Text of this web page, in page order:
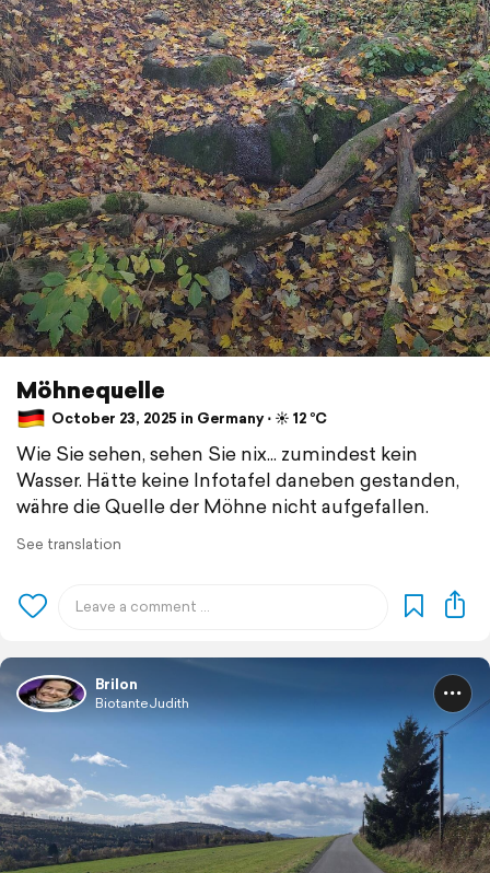
Möhnequelle
October 23, 2025 in Germany ⋅ ☀️ 12 °C
Wie Sie sehen, sehen Sie nix... zumindest kein
Wasser. Hätte keine Infotafel daneben gestanden,
währe die Quelle der Möhne nicht aufgefallen.
See translation
Brilon
BiotanteJudith